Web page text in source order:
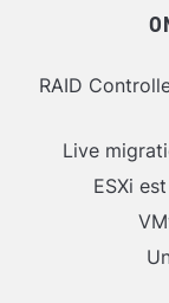
RAID
Live
ESXi